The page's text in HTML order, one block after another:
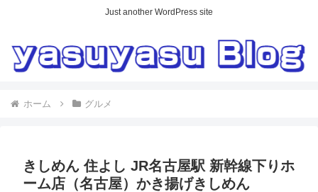
Just another WordPress site
ホーム グルメ
きしめん 住よし JR名古屋駅 新幹線下りホ
ーム店（名古屋）かき揚げきしめん